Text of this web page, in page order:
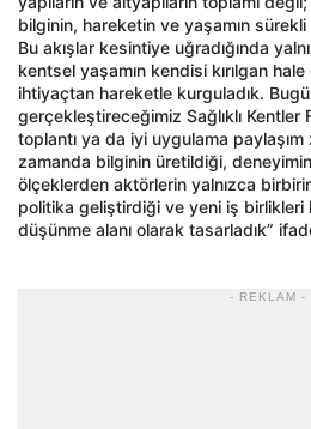
bilginin, hareketin ve yaşamın sürekli
Bu akışlar kesintiye uğradığında
kentsel yaşamın kendisi kırılgan
ihtiyaçtan hareketle kurguladık.
gerçekleştireceğimiz Sağlıklı Kentler
toplantı ya da iyi uygulama
zamanda bilginin üretildiği, deneyimin
ölçeklerden aktörlerin yalnızca
politika geliştirdiği ve yeni iş birlikleri
düşünme alanı olarak tasarladık”
- REKLAM -